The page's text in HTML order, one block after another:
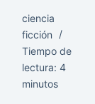
ciencia
ficción
Tiempo de
lectura: 4
minutos